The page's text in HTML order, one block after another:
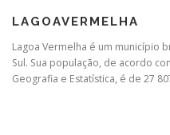
LAGOAVERMELHA
Lagoa Vermelha é um município
Sul. Sua população, de acordo
Geografia e Estatística, é de 27